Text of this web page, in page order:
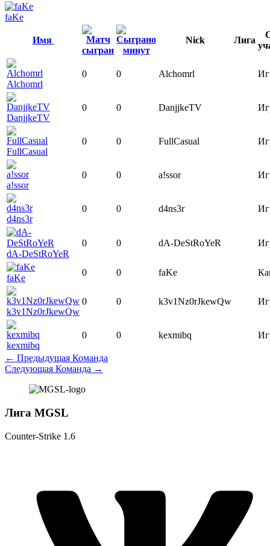
faKe
Имя Nick Лига
Alchomrl
0 0 Alchomrl
DanjjkeTV
0 0 DanjjkeTV
FullCasual
0 0 FullCasual
a!ssor
0 0 a!ssor
d4ns3r
0 0 d4ns3r
dA-DeStRoYeR
0 0 dA-DeStRoYeR
faKe
0 0 faKe
k3v1Nz0rJkewQw
0 0 k3v1Nz0rJkewQw
kexmibq
0 0 kexmibq
← Предыдущая Команда
Следующая Команда →
Лига MGSL
Counter-Strike 1.6